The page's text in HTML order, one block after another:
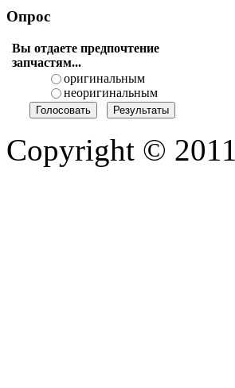
Опрос
Вы отдаете предпочтение
запчастям...
оригинальным
неоригинальным
Copyright © 2011